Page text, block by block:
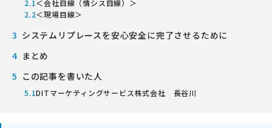
＜会社目線（情シス目線）＞
＜現場目線＞
システムリプレースを安心安全に完了させるために
まとめ
この記事を書いた人
DITマーケティングサービス株式会社 長谷川